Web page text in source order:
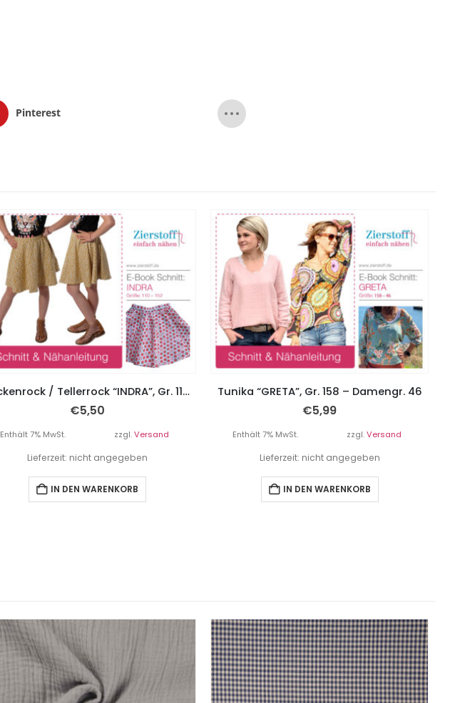
Pinterest
Glockenrock / Tellerrock “INDRA”, Gr. 110 – 152 – 3 Schnitte
€5,50
Enthält 7% MwSt. zzgl.Versand
Lieferzeit: nicht angegeben
IN DEN WARENKORB
Tunika “GRETA”, Gr. 158 – Damengr. 46
€5,99
Enthält 7% MwSt. zzgl.Versand
Lieferzeit: nicht angegeben
IN DEN WARENKORB